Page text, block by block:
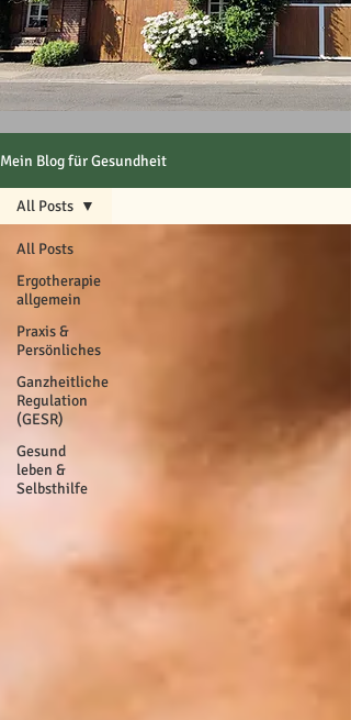
Mein Blog für Gesundheit
All Posts
Ergotherapie
allgemein
Praxis &
Persönliches
Ganzheitliche
Regulation
(GESR)
Gesund
leben &
Selbsthilfe
All Posts